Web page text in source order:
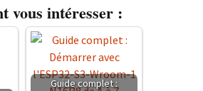
vous intéresser :
Guide complet :